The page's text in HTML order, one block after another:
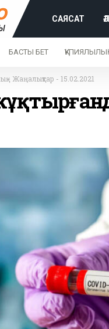
САЯСАТ
БАСТЫ БЕТ
- Жаңалықтар - 15.02.2021